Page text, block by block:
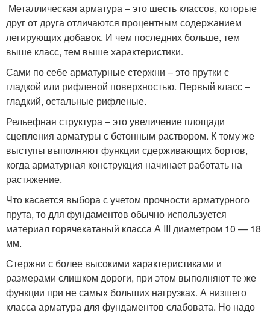
Металлическая арматура – это шесть классов, которые
друг от друга отличаются процентным содержанием
легирующих добавок. И чем последних больше, тем
выше класс, тем выше характеристики.
Сами по себе арматурные стержни – это прутки с
гладкой или рифленой поверхностью. Первый класс –
гладкий, остальные рифленые.
Рельефная структура – это увеличение площади
сцепления арматуры с бетонным раствором. К тому же
выступы выполняют функции сдерживающих бортов,
когда арматурная конструкция начинает работать на
растяжение.
Что касается выбора с учетом прочности арматурного
прута, то для фундаментов обычно используется
материал горячекатаный класса А III диаметром 10 — 18
мм.
Стержни с более высокими характеристиками и
размерами слишком дороги, при этом выполняют те же
функции при не самых больших нагрузках. А низшего
класса арматура для фундаментов слабовата. Но надо